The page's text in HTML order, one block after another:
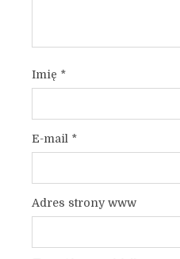
Imię *
E-mail *
Adres strony www